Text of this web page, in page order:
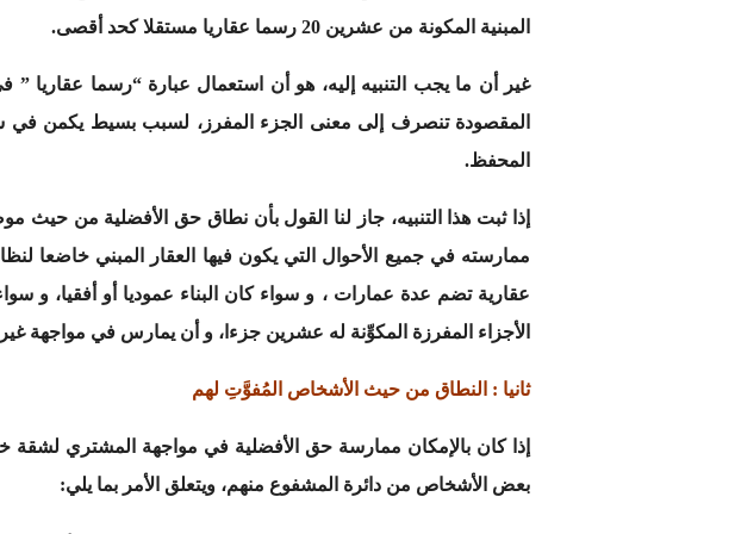
المبنية المكونة من عشرين 20 رسما عقاريا مستقلا كحد أقصى.
غير أن ما يجب التنبيه إليه، هو أن استعمال عبارة “رسما عقاريا ”
المحفظ.
إذا ثبت هذا التنبيه، جاز لنا القول بأن نطاق حق الأفضلية من حيث
ممارسته في جميع الأحوال التي يكون فيها العقار المبني خاضعا
عقارية تضم عدة عمارات ، و سواء كان البناء عموديا أو أفقيا، و
الأجزاء المفرزة المكوِّنة له عشرين جزءا، و أن يمارس في مواجهة
ثانيا : النطاق من حيث الأشخاص المُفوَّتِ لهم
بعض الأشخاص من دائرة المشفوع منهم، ويتعلق الأمر بما يلي: